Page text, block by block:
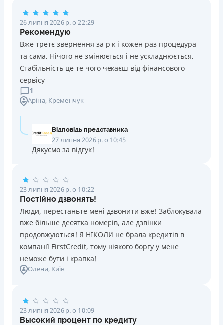
Погашення
Оплата на розрахунковий рахунок
Онлайн (через сайт або інтернет-банкінг)
Через термінали Приватбанку
Через термінали самообслуговування
Ліцензія НБУ
Ліцензія переоформлена 14.03.2024 р.
Вся інформація про кредит
ОТРИМАТИ ПОЗИКУ
26 липня 2026 р. о 22:29
Рекомендую
Вже третє звернення за рік і кожен раз процедура
та сама. Нічого не змінюється і не ускладнюється.
Стабільність це те чого чекаєш від фінансового
сервісу
1
Аріна, Кременчук
Відповідь представника
27 липня 2026 р. о 10:45
Дякуємо за відгук!
23 липня 2026 р. о 10:22
Постійно дзвонять!
Люди, перестаньте мені дзвонити вже! Заблокувала
вже більше десятка номерів, але дзвінки
продовжуються! Я НІКОЛИ не брала кредитів в
компанії FirstCredit, тому ніякого боргу у мене
неможе бути і крапка!
Олена, Київ
23 липня 2026 р. о 10:09
Высокий процент по кредиту